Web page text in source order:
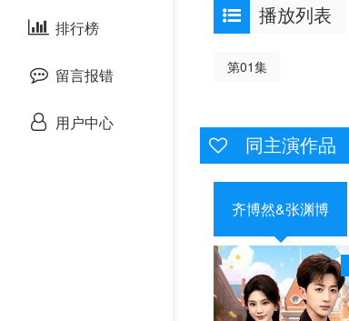
剧情片
战争片
悬疑片
泰国剧
欧美综艺
欧美动漫
排行榜
留言报错
用户中心
播放列表
第01集
同主演作品
齐博然&张渊博